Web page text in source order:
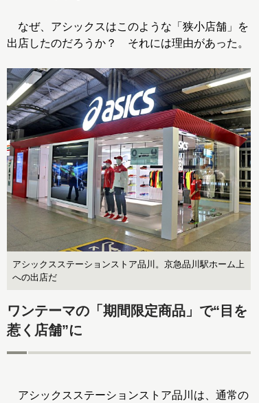
なぜ、アシックスはこのような「狭小店舗」を
出店したのだろうか？ それには理由があった。
アシックスステーションストア品川。京急品川駅ホーム上
への出店だ
ワンテーマの「期間限定商品」で“目を
惹く店舗”に
アシックスステーションストア品川は、通常の